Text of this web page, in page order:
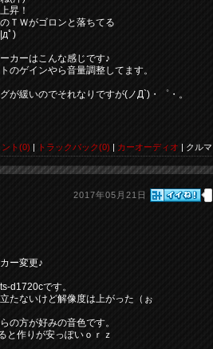
昇！
ＴＷがゴロンと落ちてる
ﾟ)
カーはこんな感じです♪
のゲインやら音量調整してます。
が緩いのでそれなりですが(ノД`)・゜・。
ント(0) | トラックバック(0) | カーオーディオ | クルマ
2017年05月21日
ー変更♪
d1720cです。
たないけど解像度は上がった（ぉ
の方が好みの音色です。
と作りが安っぽいｏｒｚ